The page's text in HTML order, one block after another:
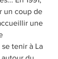
un coup de
une
tenir à La